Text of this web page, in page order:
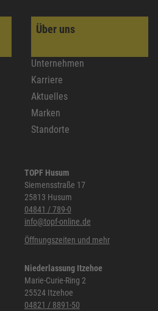
Über uns
Unternehmen
Karriere
Aktuelles
Marken
Standorte
TOPF Husum
Siemensstraße 17
25813 Husum
04841 / 789-0
info@topf-online.de
Öffnungszeiten und mehr
Niederlassung Itzehoe
Marie-Curie-Ring 2
25524 Itzehoe
04821 / 8891-50